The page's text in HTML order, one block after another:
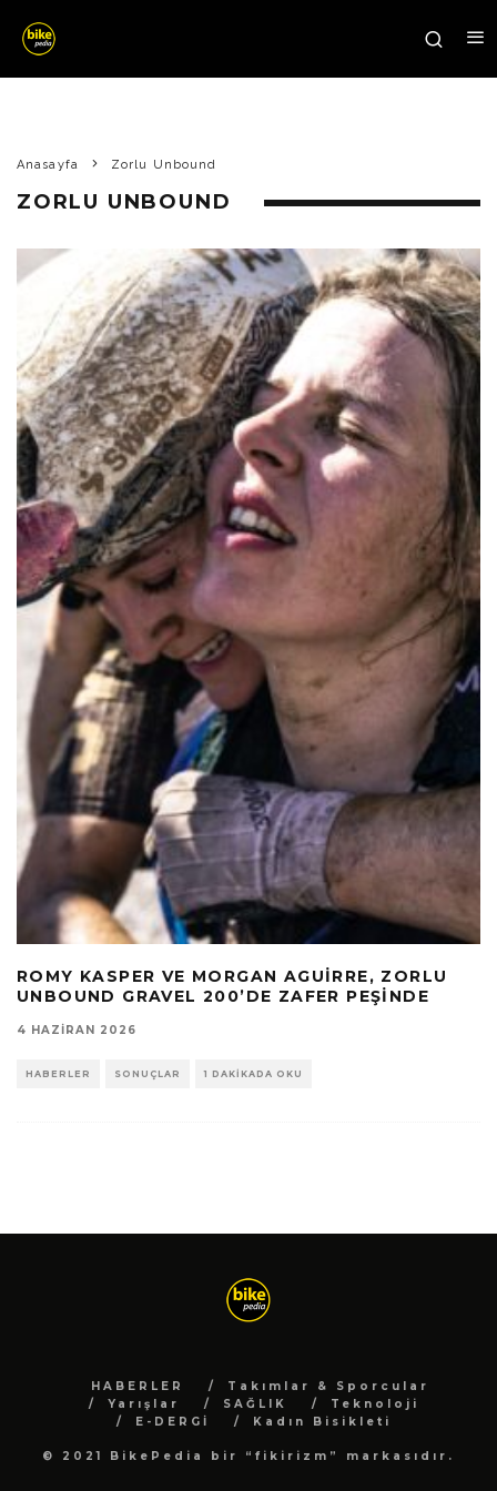
Anasayfa Zorlu Unbound
ZORLU UNBOUND
ROMY KASPER VE MORGAN AGUIRRE, ZORLU
UNBOUND GRAVEL 200’DE ZAFER PEŞINDE
4 HAZIRAN 2026
HABERLER SONUÇLAR 1 DAKIKADA OKU
HABERLER
Takımlar & Sporcular
Yarışlar
SAĞLIK
Teknoloji
E-DERGİ
Kadın Bisikleti
© 2021 BikePedia bir “fikirizm” markasıdır.